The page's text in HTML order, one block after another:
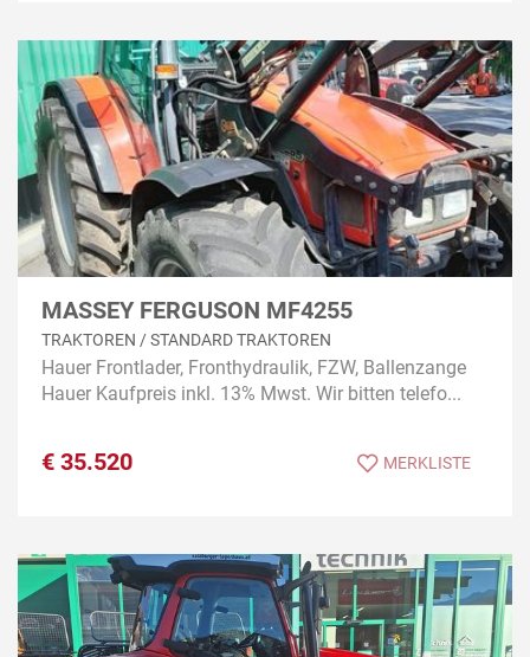
MASSEY FERGUSON MF4255
TRAKTOREN / STANDARD TRAKTOREN
Hauer Frontlader, Fronthydraulik, FZW, Ballenzange
Hauer Kaufpreis inkl. 13% Mwst. Wir bitten telefo...
€ 35.520 MERKLISTE